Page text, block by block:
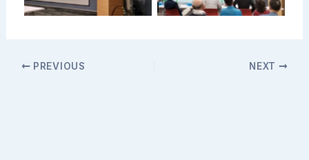
PREVIOUS NEXT